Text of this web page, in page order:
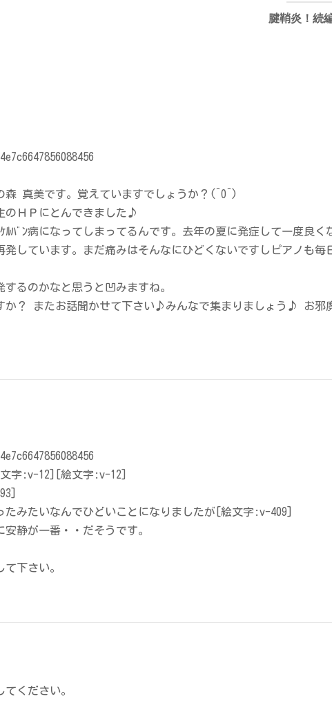
腱鞘炎！続
森 真美です。覚えていますでしょうか？(^O^)
のＨＰにとんできました♪
ﾙﾊﾞﾝ病になってしまってるんです。去年の夏に発症して一度良く
発しています。まだ痛みはそんなにひどくないですしピアノも毎
るのかなと思うと凹みますね。
か？ またお話聞かせて下さい♪みんなで集まりましょう♪ お邪
字:v-12][絵文字:v-12]
たみたいなんでひどいことになりましたが[絵文字:v-409]
静が一番・・だそうです。
下さい。
てください。